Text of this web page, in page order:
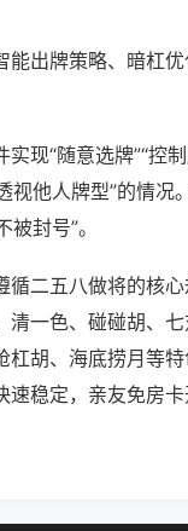
出牌策略、暗杠
现“随意选牌”“控制
视他人牌型”的情况
封号”。
二五八做将的核心
一色、碰碰胡、
胡、海底捞月等
稳定，亲友免房